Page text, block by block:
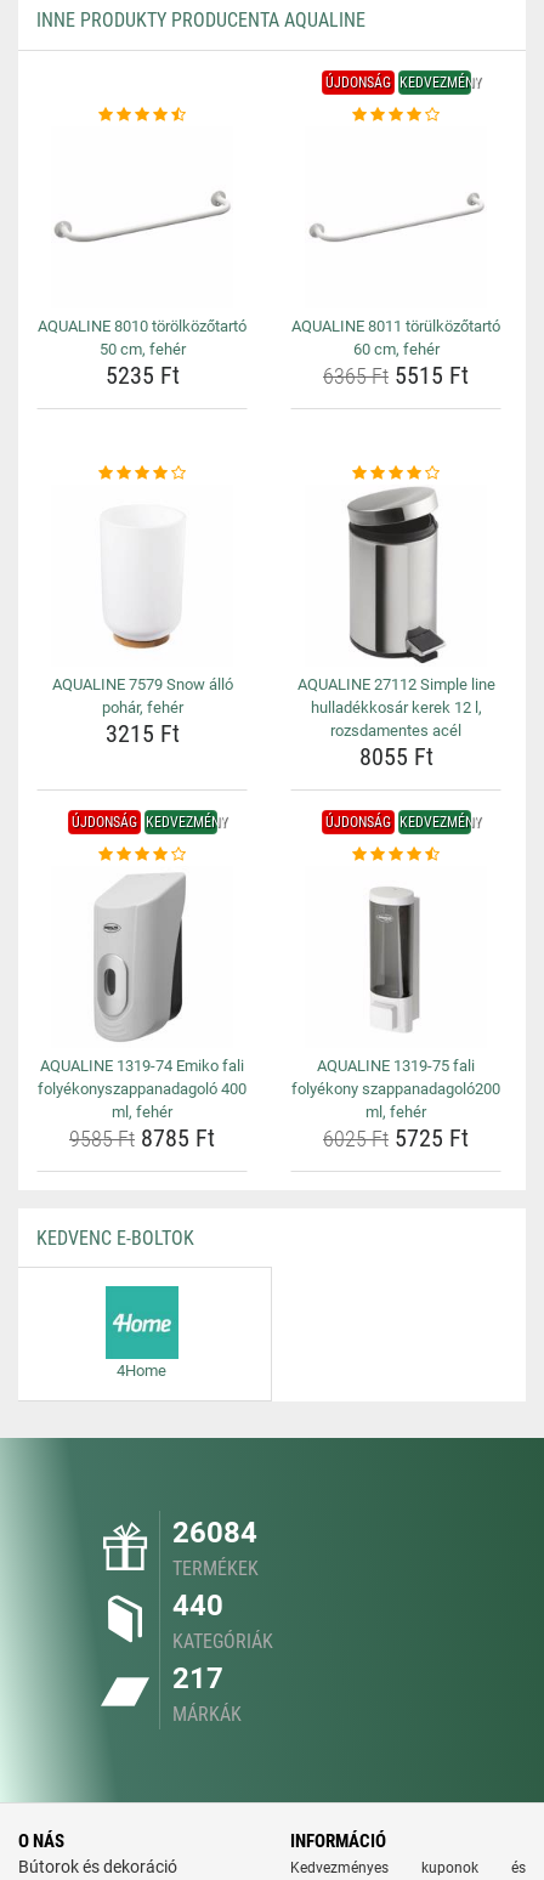
INNE PRODUKTY PRODUCENTA AQUALINE
AQUALINE 8010 törölközőtartó
50 cm, fehér
5235 Ft
ÚJDONSÁG KEDVEZMÉNY
AQUALINE 8011 törülközőtartó
60 cm, fehér
6365 Ft 5515 Ft
AQUALINE 7579 Snow álló
pohár, fehér
3215 Ft
AQUALINE 27112 Simple line
hulladékkosár kerek 12 l,
rozsdamentes acél
8055 Ft
ÚJDONSÁG KEDVEZMÉNY
AQUALINE 1319-74 Emiko fali
folyékonyszappanadagoló 400
ml, fehér
9585 Ft 8785 Ft
ÚJDONSÁG KEDVEZMÉNY
AQUALINE 1319-75 fali
folyékony szappanadagoló200
ml, fehér
6025 Ft 5725 Ft
KEDVENC E-BOLTOK
4Home
26084
TERMÉKEK
440
KATEGÓRIÁK
217
MÁRKÁK
O NÁS
Bútorok és dekoráció
INFORMÁCIÓ
Kedvezményes kuponok és